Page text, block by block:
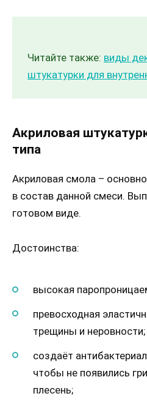
Читайте также: виды
штукатурки для
Акриловая
типа
Акриловая смола –
в состав данной смеси.
готовом виде.
Достоинства:
высокая
превосходная
трещины и неровности;
создаёт
чтобы не появились
плесень;